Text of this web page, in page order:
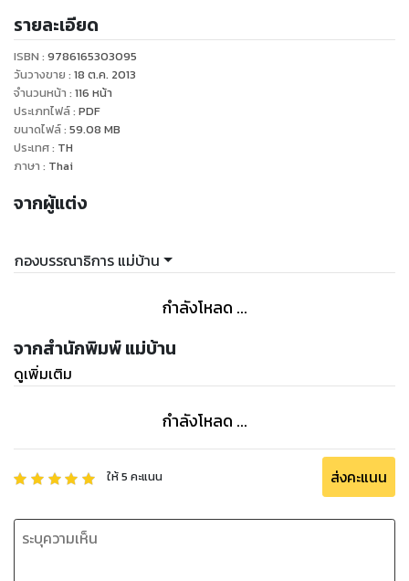
รายละเอียด
ISBN : 9786165303095
วันวางขาย : 18 ต.ค. 2013
จำนวนหน้า : 116 หน้า
ประเภทไฟล์: PDF
ขนาดไฟล์: 59.08 MB
ประเทศ: TH
ภาษา : Thai
จากผู้แต่ง
กองบรรณาธิการ แม่บ้าน
กำลังโหลด ...
จากสำนักพิมพ์ แม่บ้าน
ดูเพิ่มเติม
กำลังโหลด ...
ให้5 คะแนน ส่งคะแนน